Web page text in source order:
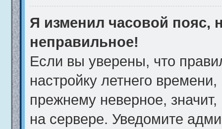
Я изменил часовой пояс,
неправильное!
Если вы уверены, что
настройку летнего
прежнему неверное,
на сервере. Уведомите